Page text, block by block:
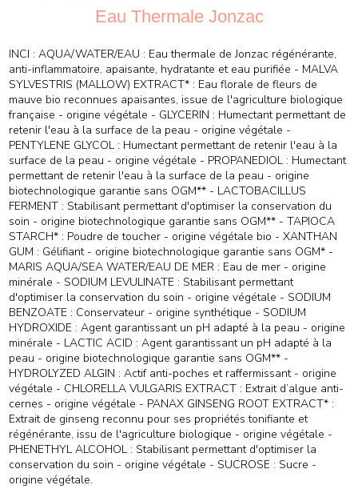
Eau Thermale Jonzac
INCI : AQUA/WATER/EAU : Eau thermale de Jonzac régénérante,
anti-inflammatoire, apaisante, hydratante et eau purifiée - MALVA
SYLVESTRIS (MALLOW) EXTRACT* : Eau florale de fleurs de
mauve bio reconnues apaisantes, issue de l'agriculture biologique
française - origine végétale - GLYCERIN : Humectant permettant de
retenir l'eau à la surface de la peau - origine végétale -
PENTYLENE GLYCOL : Humectant permettant de retenir l'eau à la
surface de la peau - origine végétale - PROPANEDIOL : Humectant
permettant de retenir l'eau à la surface de la peau - origine
biotechnologique garantie sans OGM** - LACTOBACILLUS
FERMENT : Stabilisant permettant d'optimiser la conservation du
soin - origine biotechnologique garantie sans OGM** - TAPIOCA
STARCH* : Poudre de toucher - origine végétale bio - XANTHAN
GUM : Gélifiant - origine biotechnologique garantie sans OGM* -
MARIS AQUA/SEA WATER/EAU DE MER : Eau de mer - origine
minérale - SODIUM LEVULINATE : Stabilisant permettant
d'optimiser la conservation du soin - origine végétale - SODIUM
BENZOATE : Conservateur - origine synthétique - SODIUM
HYDROXIDE : Agent garantissant un pH adapté à la peau - origine
minérale - LACTIC ACID : Agent garantissant un pH adapté à la
peau - origine biotechnologique garantie sans OGM** -
HYDROLYZED ALGIN : Actif anti-poches et raffermissant - origine
végétale - CHLORELLA VULGARIS EXTRACT : Extrait d’algue anti-
cernes - origine végétale - PANAX GINSENG ROOT EXTRACT* :
Extrait de ginseng reconnu pour ses propriétés tonifiante et
régénérante, issu de l'agriculture biologique - origine végétale -
PHENETHYL ALCOHOL : Stabilisant permettant d'optimiser la
conservation du soin - origine végétale - SUCROSE : Sucre -
origine végétale.